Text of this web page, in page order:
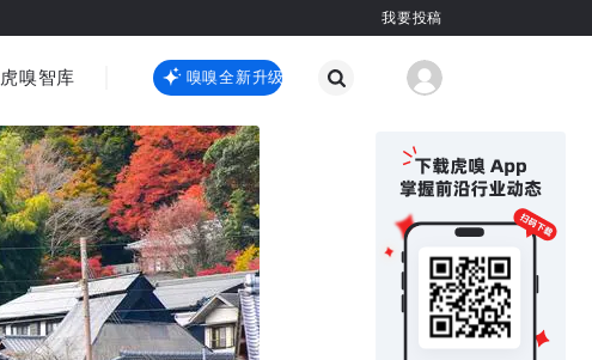
我要投稿
国际热点
其他
虎嗅智库 虎嗅嗅全新升级 虎嗅嗅全新升级